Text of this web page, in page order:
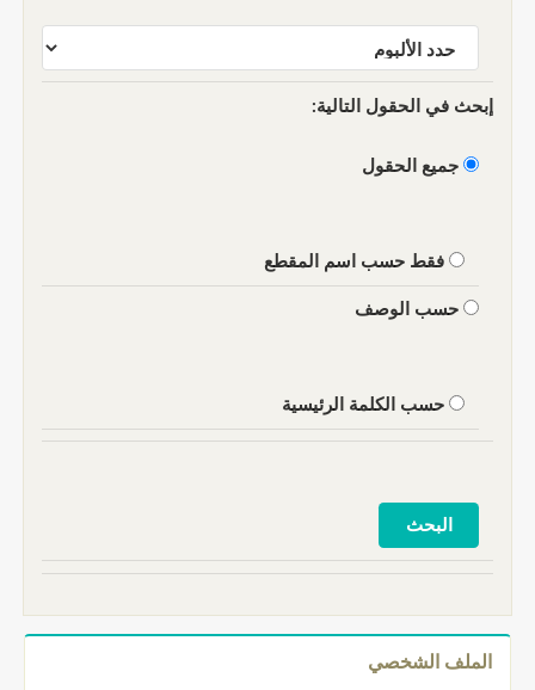
إبحث في الحقول التالية:
جميع الحقول
فقط حسب اسم المقطع
حسب الوصف
حسب الكلمة الرئيسية
الملف الشخصي